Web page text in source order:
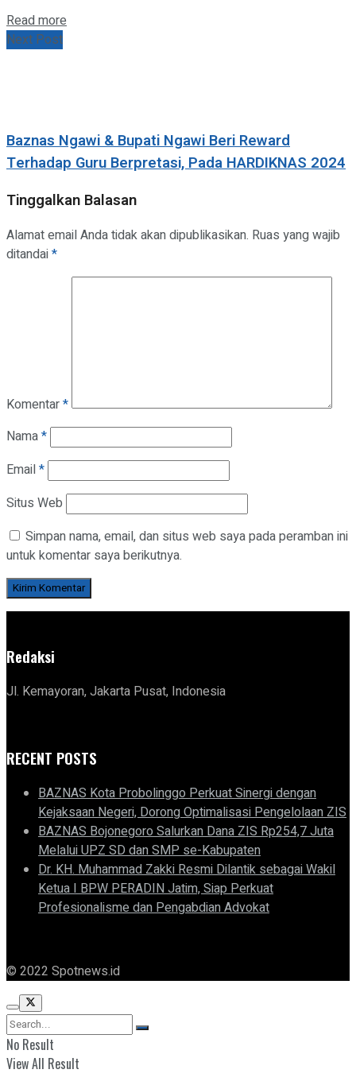
Read more
Next Post
Baznas Ngawi & Bupati Ngawi Beri Reward
Terhadap Guru Berpretasi, Pada HARDIKNAS 2024
Tinggalkan Balasan
Alamat email Anda tidak akan dipublikasikan. Ruas yang wajib
ditandai*
Komentar*
Nama*
Email*
Situs Web
Simpan nama, email, dan situs web saya pada peramban ini
untuk komentar saya berikutnya.
Redaksi
Jl. Kemayoran, Jakarta Pusat, Indonesia
RECENT POSTS
BAZNAS Kota Probolinggo Perkuat Sinergi dengan
Kejaksaan Negeri, Dorong Optimalisasi Pengelolaan ZIS
BAZNAS Bojonegoro Salurkan Dana ZIS Rp254,7 Juta
Melalui UPZ SD dan SMP se-Kabupaten
Dr. KH. Muhammad Zakki Resmi Dilantik sebagai Wakil
Ketua I BPW PERADIN Jatim, Siap Perkuat
Profesionalisme dan Pengabdian Advokat
© 2022 Spotnews.id
No Result
View All Result